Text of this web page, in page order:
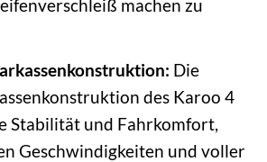
machen zu
Die
des Karoo 4
Stabilität und Fahrkomfort,
Geschwindigkeiten und voller